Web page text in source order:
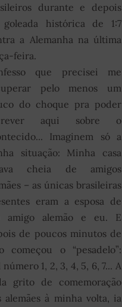
durante e depois
histórica de 1:7
a Alemanha na última
feira.
que precisei me
pelo menos um
do choque pra poder
aqui sobre o
Imaginem só a
situação: Minha casa
cheia de amigos
– as únicas brasileiras
eram a esposa de
amigo alemão e eu. E
de poucos minutos de
começou o “pesadelo”:
número 1, 2, 3, 4, 5, 6, 7... A
grito de comemoração
alemães à minha volta, ia